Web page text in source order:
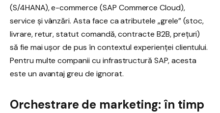
(S/4HANA), e-commerce (SAP Commerce Cloud),
service și vânzări. Asta face ca atributele „grele” (stoc,
livrare, retur, statut comandă, contracte B2B, prețuri)
să fie mai ușor de pus în contextul experienței clientului.
Pentru multe companii cu infrastructură SAP, acesta
este un avantaj greu de ignorat.
Orchestrare de marketing: în timp